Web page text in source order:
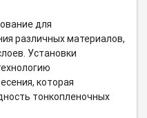
для
различных материалов,
Установки
которая
тонкопленочных